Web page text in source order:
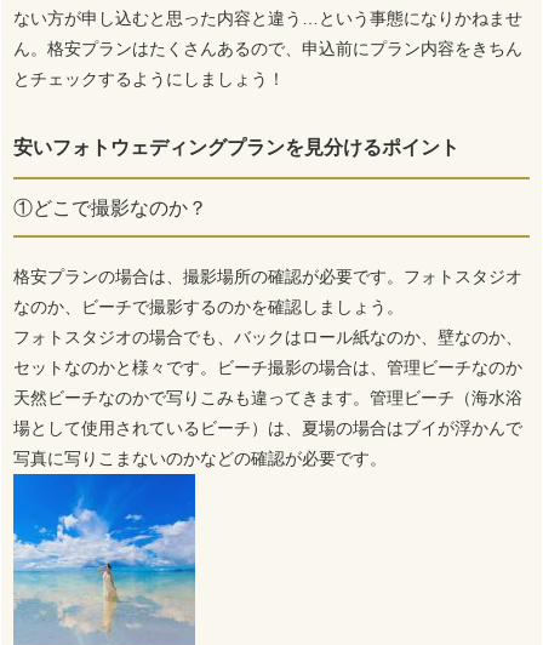
ない方が申し込むと思った内容と違う…という事態になりかねませ
ん。格安プランはたくさんあるので、申込前にプラン内容をきちん
とチェックするようにしましょう！
安いフォトウェディングプランを見分けるポイント
①どこで撮影なのか？
格安プランの場合は、撮影場所の確認が必要です。フォトスタジオ
なのか、ビーチで撮影するのかを確認しましょう。
フォトスタジオの場合でも、バックはロール紙なのか、壁なのか、
セットなのかと様々です。ビーチ撮影の場合は、管理ビーチなのか
天然ビーチなのかで写りこみも違ってきます。管理ビーチ（海水浴
場として使用されているビーチ）は、夏場の場合はブイが浮かんで
写真に写りこまないのかなどの確認が必要です。